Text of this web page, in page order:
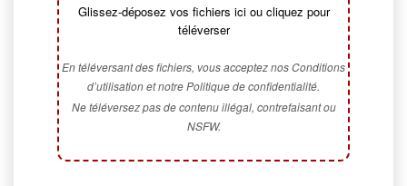
Glissez-déposez vos fichiers ici ou cliquez pour
téléverser
En téléversant des fichiers, vous acceptez nos Conditions
d’utilisation et notre Politique de confidentialité.
Ne téléversez pas de contenu illégal, contrefaisant ou
NSFW.